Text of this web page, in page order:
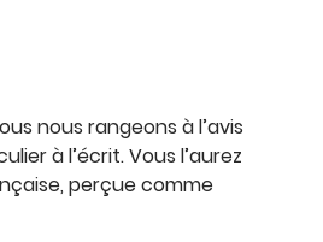
nous rangeons à l’avis
à l’écrit. Vous l’aurez
perçue comme